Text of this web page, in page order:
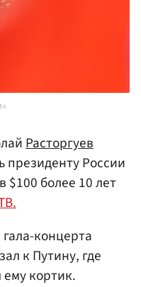
Расторгуев
президенту России
$100 более 10 лет
концерта
к Путину, где
кортик.